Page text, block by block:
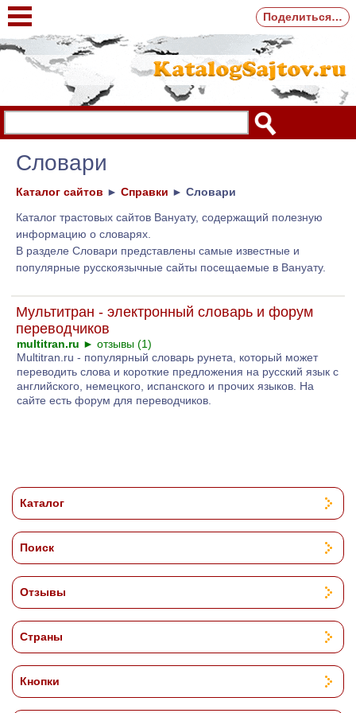
Словари
Каталог сайтов ► Справки ► Словари
Каталог трастовых сайтов Вануату, содержащий полезную
информацию о словарях.
В разделе Словари представлены самые известные и
популярные русскоязычные сайты посещаемые в Вануату.
Мультитран - электронный словарь и форум
переводчиков
multitran.ru ► отзывы (1)
Multitran.ru - популярный словарь рунета, который может
переводить слова и короткие предложения на русский язык с
английского, немецкого, испанского и прочих языков. На
сайте есть форум для переводчиков.
Каталог
Поиск
Отзывы
Страны
Кнопки
Поделиться…